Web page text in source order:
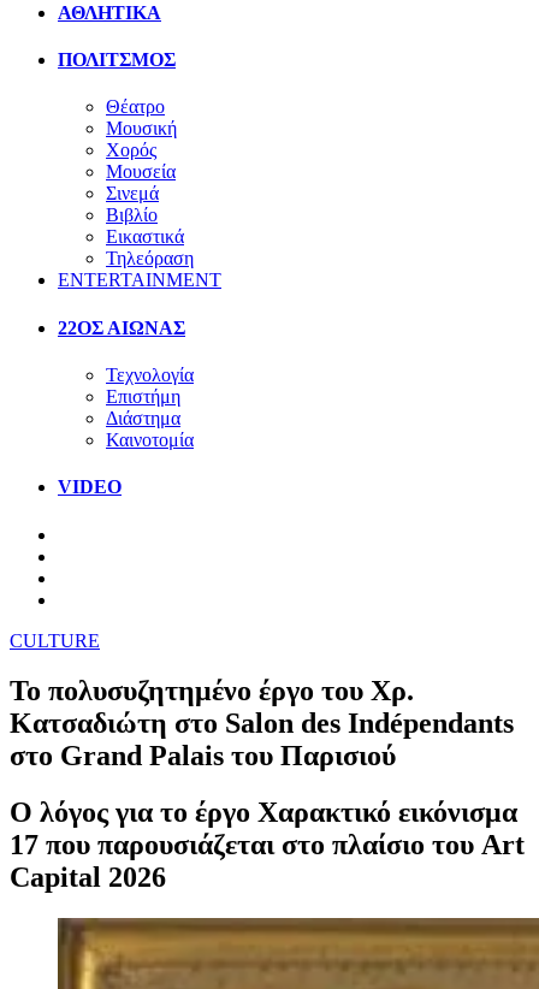
ΑΘΛΗΤΙΚΑ
ΠΟΛΙΤΣΜΟΣ
Θέατρο
Μουσική
Χορός
Μουσεία
Σινεμά
Βιβλίο
Εικαστικά
Τηλεόραση
ENTERTAINMENT
22ΟΣ ΑΙΩΝΑΣ
Τεχνολογία
Επιστήμη
Διάστημα
Καινοτομία
VIDEO
CULTURE
Το πολυσυζητημένο έργο του Χρ.
Κατσαδιώτη στο Salon des Indépendants
στο Grand Palais του Παρισιού
Ο λόγος για το έργο Χαρακτικό εικόνισμα
17 που παρουσιάζεται στο πλαίσιο του Art
Capital 2026